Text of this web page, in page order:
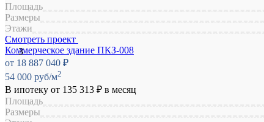
Площадь
Размеры
Этажи
Смотреть проект
Коммерческое здание ПКЗ-008
от 18 887 040 ₽
54 000 руб/м2
В ипотеку от 135 313 ₽ в месяц
Площадь
Размеры